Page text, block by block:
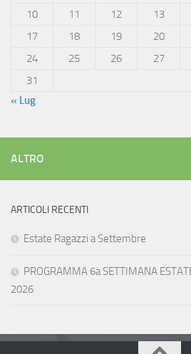
10
11 12 13
17
18 19 20
24
25 26 27
31
« Lug
ALTRO
ARTICOLI RECENTI
Estate Ragazzi a Settembre
PROGRAMMA 6a SETTIMANA
2026